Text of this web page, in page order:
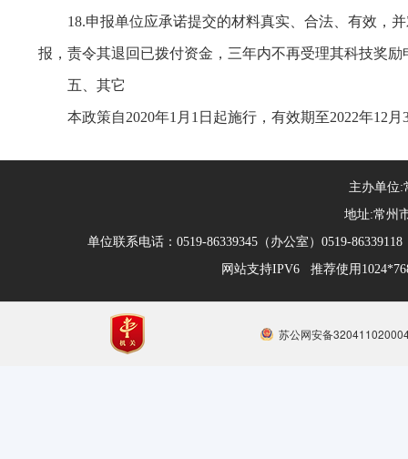
18.申报单位应承诺提交的材料真实、合法、有效，
报，责令其退回已拨付资金，三年内不再受理其科技奖
五、其它
本政策自2020年1月1日起施行，有效期至2022年12
主办单位:
地址:常州
单位联系电话：0519-86339345（办公室）0519-
网站支持IPV6 推荐使用
苏公网安备